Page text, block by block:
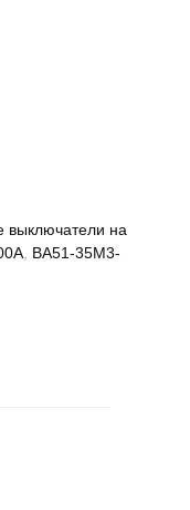
выключатели на
, ВА51-35М3-